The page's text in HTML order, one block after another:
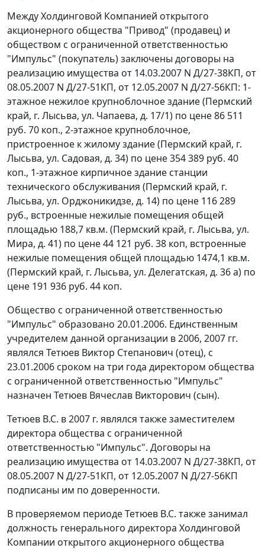
Между Холдинговой Компанией открытого
акционерного общества "Привод" (продавец) и
обществом с ограниченной ответственностью
"Импульс" (покупатель) заключены договоры на
реализацию имущества от 14.03.2007 N Д/27-38КП, от
08.05.2007 N Д/27-51КП, от 12.05.2007 N Д/27-56КП: 1-
этажное нежилое крупноблочное здание (Пермский
край, г. Лысьва, ул. Чапаева, д. 17/1) по цене 86 511
руб. 70 коп., 2-этажное крупноблочное,
пристроенное к жилому здание (Пермский край, г.
Лысьва, ул. Садовая, д. 34) по цене 354 389 руб. 40
коп., 1-этажное кирпичное здание станции
технического обслуживания (Пермский край, г.
Лысьва, ул. Орджоникидзе, д. 14) по цене 116 289
руб., встроенные нежилые помещения общей
площадью 188,7 кв.м. (Пермский край, г. Лысьва, ул.
Мира, д. 41) по цене 44 121 руб. 38 коп, встроенные
нежилые помещения общей площадью 1474,1 кв.м.
(Пермский край, г. Лысьва, ул. Делегатская, д. 36 а) по
цене 191 936 руб. 44 коп.
Общество с ограниченной ответственностью
"Импульс" образовано 20.01.2006. Единственным
учредителем данной организации в 2006, 2007 гг.
являлся Тетюев Виктор Степанович (отец), с
23.01.2006 сроком на три года директором общества
с ограниченной ответственностью "Импульс"
назначен Тетюев Вячеслав Викторович (сын).
Тетюев B.C. в 2007 г. являлся также заместителем
директора общества с ограниченной
ответственностью "Импульс". Договоры на
реализацию имущества от 14.03.2007 N Д/27-38КП, от
08.05.2007 N Д/27-51КП, от 12.05.2007 N Д/27-56КП
подписаны им по доверенности.
В проверяемом периоде Тетюев B.C. также занимал
должность генерального директора Холдинговой
Компании открытого акционерного общества